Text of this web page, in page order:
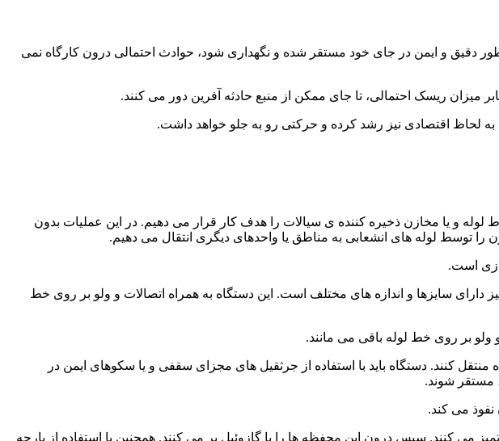
دقیق و ایمن در جای خود مستقر شده و نگهداری شود، حوادث احتمالی درون کارگاه نمی
میزان ریسک احتمالی، تا جای ممکن از منبع حادثه آفرین دور می کنند.
به لحاظ اقتصادی نیز رشد کرده و حرکتی رو به جلو خواهد داشت.
و یا مخازن ذخیره کننده ی سیالات را هدف کار قرار می دهیم. در این عملیات بدون
توسط لوله های انشعابی به مناطق یا واحدهای دیگری انتقال می دهیم.
است.
نیز دارای سایزها و اندازه های مختلف است. این دستگاه به همراه اتصالات و ولو بر روی خط
ولو بر روی خط لوله باقی می مانند.
کنند. دستگاه باید با استفاده از جرثقیل های مجزای سقفی و یا سکوهای ایمن در
مستقر شوند.
می کند.
می کنند. سپس درون این محفظه ها را با گازوئیل پر می کنند. همچنین با استفاده از پارچه